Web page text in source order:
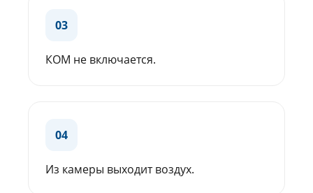
03
КОМ не включается.
04
Из камеры выходит воздух.